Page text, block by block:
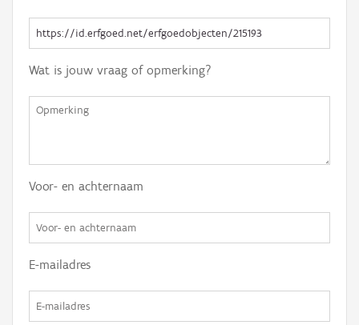
Wat is jouw vraag of opmerking?
Voor- en achternaam
E-mailadres